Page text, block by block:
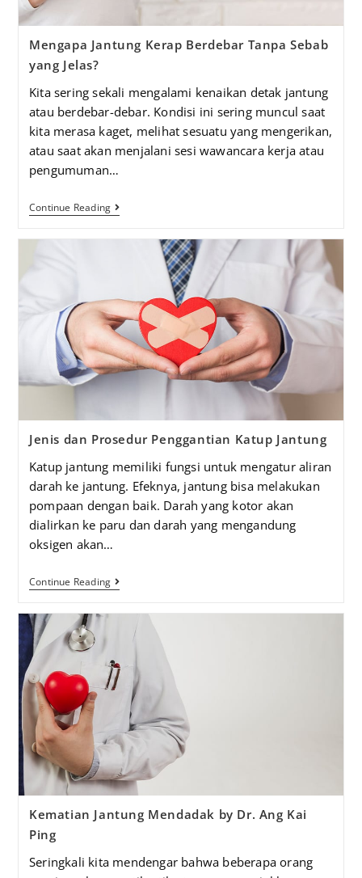
Mengapa Jantung Kerap Berdebar Tanpa Sebab
yang Jelas?
Kita sering sekali mengalami kenaikan detak jantung
atau berdebar-debar. Kondisi ini sering muncul saat
kita merasa kaget, melihat sesuatu yang mengerikan,
atau saat akan menjalani sesi wawancara kerja atau
pengumuman…
Continue Reading
Jenis dan Prosedur Penggantian Katup Jantung
Katup jantung memiliki fungsi untuk mengatur aliran
darah ke jantung. Efeknya, jantung bisa melakukan
pompaan dengan baik. Darah yang kotor akan
dialirkan ke paru dan darah yang mengandung
oksigen akan…
Continue Reading
Kematian Jantung Mendadak by Dr. Ang Kai
Ping
Seringkali kita mendengar bahwa beberapa orang